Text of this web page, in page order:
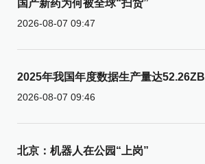
国产新药为何被全球“扫货”
2026-08-07 09:47
2025年我国年度数据生产量达52.26ZB
2026-08-07 09:46
北京：机器人在公园“上岗”